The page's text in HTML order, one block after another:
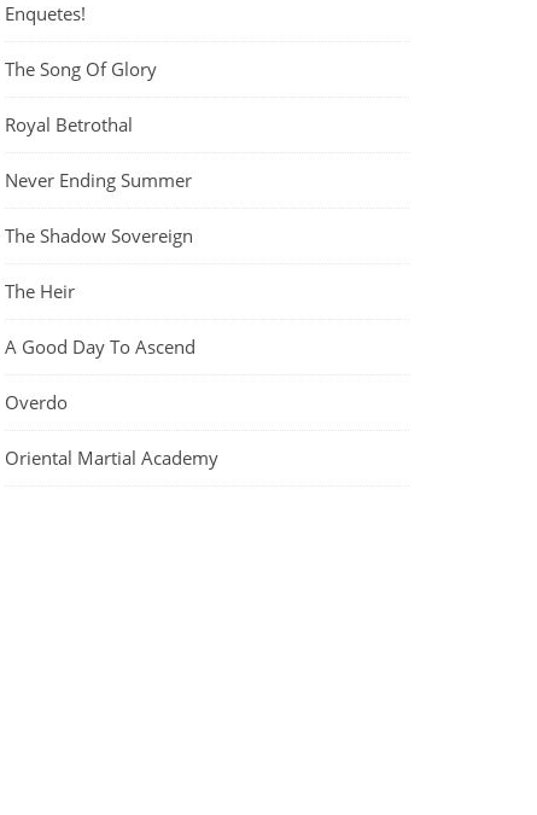
Enquetes!
The Song Of Glory
Royal Betrothal
Never Ending Summer
The Shadow Sovereign
The Heir
A Good Day To Ascend
Overdo
Oriental Martial Academy